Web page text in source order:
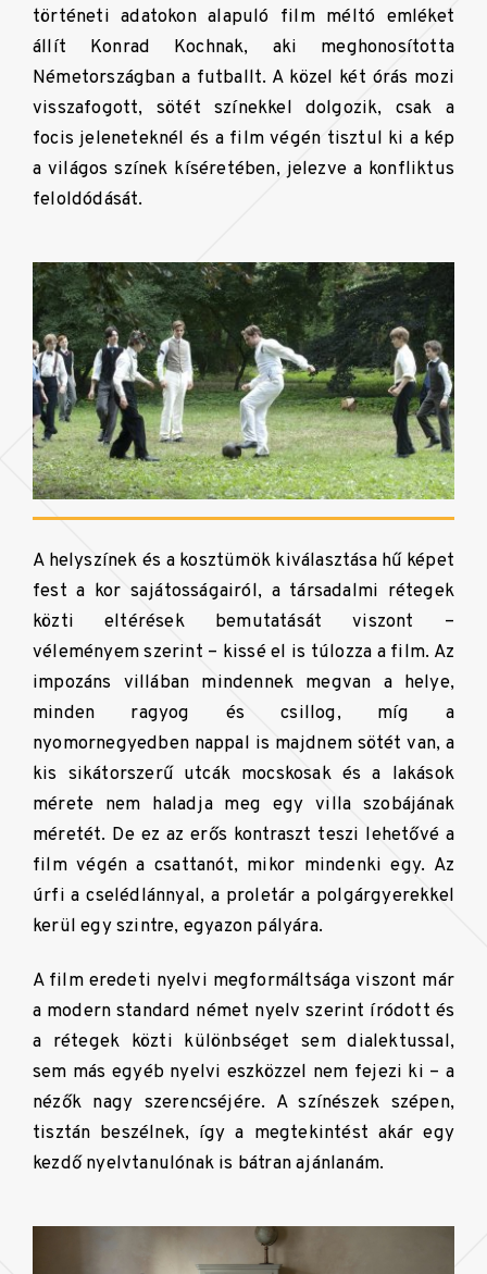
történeti adatokon alapuló film méltó emléket
állít Konrad Kochnak, aki meghonosította
Németországban a futballt. A közel két órás mozi
visszafogott, sötét színekkel dolgozik, csak a
focis jeleneteknél és a film végén tisztul ki a kép
a világos színek kíséretében, jelezve a konfliktus
feloldódását.
A helyszínek és a kosztümök kiválasztása hű képet
fest a kor sajátosságairól, a társadalmi rétegek
közti eltérések bemutatását viszont –
véleményem szerint – kissé el is túlozza a film. Az
impozáns villában mindennek megvan a helye,
minden ragyog és csillog, míg a
nyomornegyedben nappal is majdnem sötét van, a
kis sikátorszerű utcák mocskosak és a lakások
mérete nem haladja meg egy villa szobájának
méretét. De ez az erős kontraszt teszi lehetővé a
film végén a csattanót, mikor mindenki egy. Az
úrfi a cselédlánnyal, a proletár a polgárgyerekkel
kerül egy szintre, egyazon pályára.
A film eredeti nyelvi megformáltsága viszont már
a modern standard német nyelv szerint íródott és
a rétegek közti különbséget sem dialektussal,
sem más egyéb nyelvi eszközzel nem fejezi ki – a
nézők nagy szerencséjére. A színészek szépen,
tisztán beszélnek, így a megtekintést akár egy
kezdő nyelvtanulónak is bátran ajánlanám.